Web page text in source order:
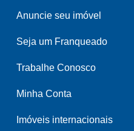
Anuncie seu imóvel
Seja um Franqueado
Trabalhe Conosco
Minha Conta
Imóveis internacionais